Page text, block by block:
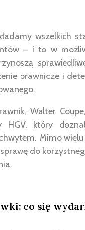
wszelkich
– i to w
prawnicze i
Walter
HGV, który
Mimo
do
co się